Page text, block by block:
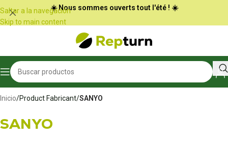
Panel de gestión de cookies
Saltar a la navegación
Skip to main content
☀️ Nous sommes ouverts tout l'été ! ☀️
Inicio/Product Fabricant/SANYO
SANYO